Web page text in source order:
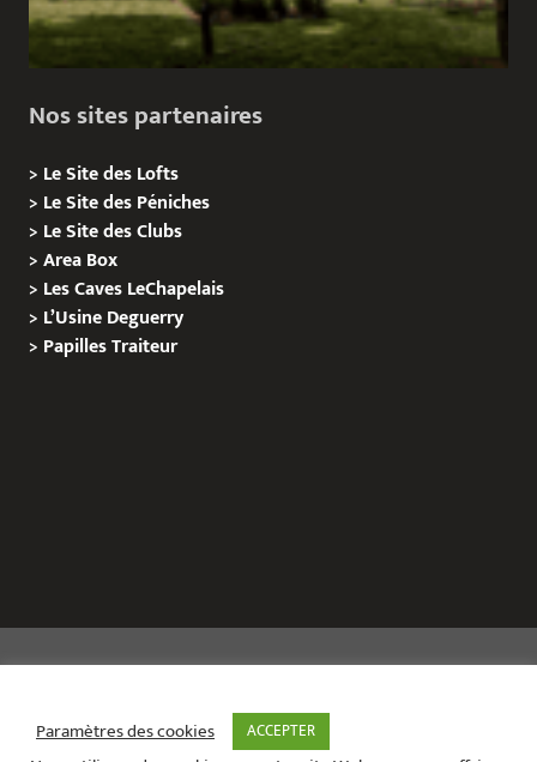
Nos sites partenaires
> Le Site des Lofts
> Le Site des Péniches
> Le Site des Clubs
>Area Box
> Les Caves LeChapelais
> L’Usine Deguerry
> PapillesTraiteur
Paramètres des cookies ACCEPTER